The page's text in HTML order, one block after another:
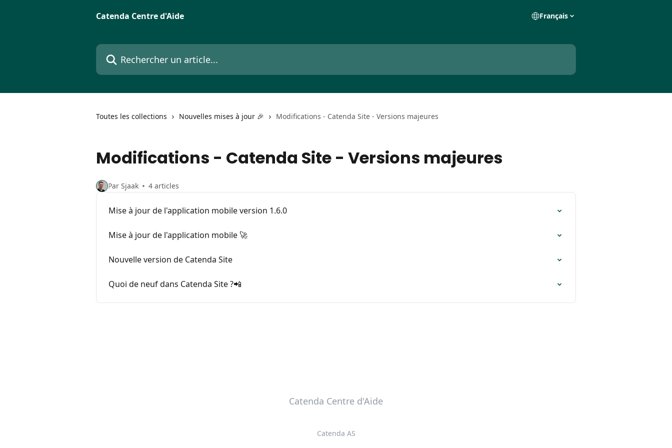
Catenda Centre d'Aide
Français
Rechercher un article...
Toutes les collections Nouvelles mises à jour 🎉 Modifications - Catenda Site - Versions majeures
Modifications - Catenda Site - Versions majeures
Par Sjaak 4 articles
Mise à jour de l'application mobile version 1.6.0
Mise à jour de l'application mobile 🚀
Nouvelle version de Catenda Site
Quoi de neuf dans Catenda Site ?📲
Catenda Centre d'Aide
Catenda AS